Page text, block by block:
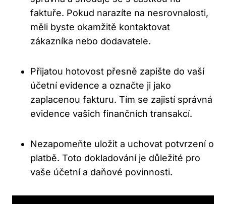
faktuře. Pokud narazíte na nesrovnalosti,
měli byste okamžitě kontaktovat
zákazníka nebo dodavatele.
Přijatou hotovost přesně zapište do vaší
účetní evidence a označte ji jako
zaplacenou fakturu. Tím se zajistí správná
evidence vašich finančních transakcí.
Nezapomeňte uložit a uchovat potvrzení o
platbě. Toto dokladování je důležité pro
vaše účetní a daňové povinnosti.